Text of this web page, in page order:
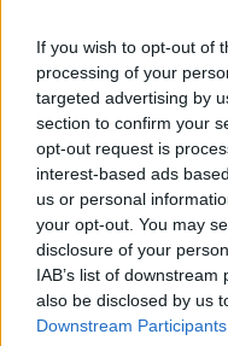
If you wish to opt-out of
processing of your
targeted advertising by
section to confirm your
opt-out request is
interest-based ads
us or personal
your opt-out. You may
disclosure of your
IAB’s list of
also be disclosed by us
Downstream Participants